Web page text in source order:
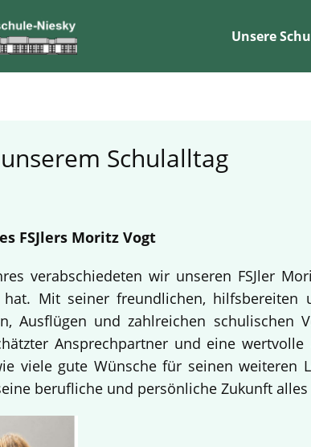
Unsere
Schulalltag
FSJlers Moritz Vogt
verabschiedeten wir unseren FSJler
hat. Mit seiner freundlichen,
Ausflügen und zahlreichen
Ansprechpartner und eine
viele gute Wünsche für seinen
berufliche und persönliche Zukunft